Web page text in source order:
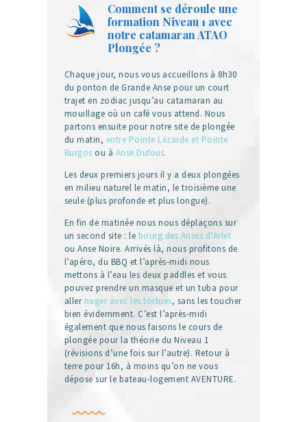
Comment se déroule une
formation Niveau 1 avec
notre catamaran ATAO
Plongée ?
Chaque jour, nous vous accueillons à 8h30
du ponton de Grande Anse pour un court
trajet en zodiac jusqu’au catamaran au
mouillage où un café vous attend. Nous
partons ensuite pour notre site de plongée
du matin, entre Pointe Lézarde et Pointe
Burgos ou à Anse Dufour.
Les deux premiers jours il y a deux plongées
en milieu naturel le matin, le troisième une
seule (plus profonde et plus longue).
En fin de matinée nous nous déplaçons sur
un second site : le bourg des Anses d’Arlet
ou Anse Noire. Arrivés là, nous profitons de
l’apéro, du BBQ et l’après-midi nous
mettons à l’eau les deux paddles et vous
pouvez prendre un masque et un tuba pour
aller nager avec les tortues, sans les toucher
bien évidemment. C’est l’après-midi
également que nous faisons le cours de
plongée pour la théorie du Niveau 1
(révisions d’une fois sur l’autre). Retour à
terre pour 16h, à moins qu’on ne vous
dépose sur le bateau-logement AVENTURE.